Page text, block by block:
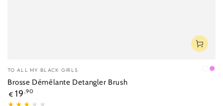
Fournisseur:
TO ALL MY BLACK GIRLS
Brosse Démêlante Detangler Brush
Prix
normal
€ 19 ,90